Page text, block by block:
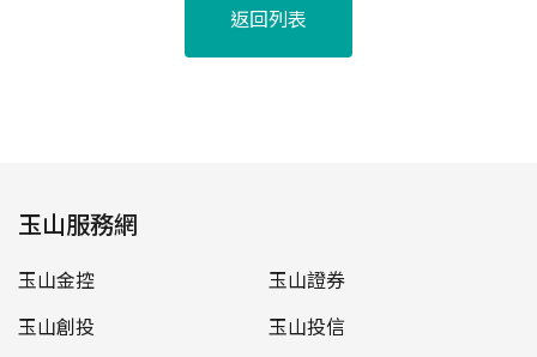
返回列表
玉山服務網
玉山金控
玉山證券
玉山創投
玉山投信